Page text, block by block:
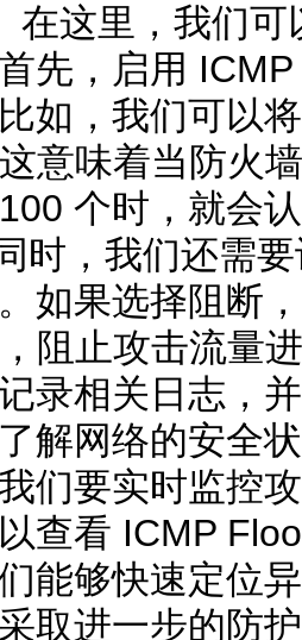
在这里，我们
先，启用
如，我们可以
意味着当防火
个时，就会
时，我们还需
如果选择阻断
阻止攻击流量
录相关日志，
解网络的安全
们要实时监控
查看 ICMP
能够快速定位
取进一步的防